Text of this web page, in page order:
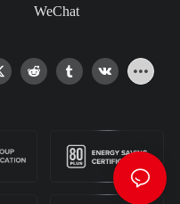
WeChat